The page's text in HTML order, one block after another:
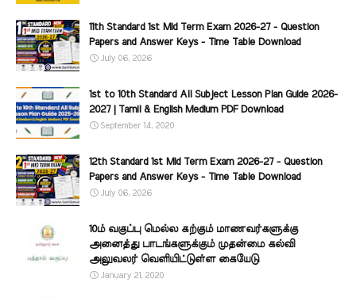
11th Standard 1st Mid Term Exam 2026-27 - Question
Papers and Answer Keys - Time Table Download
July 06, 2026
1st to 10th Standard All Subject Lesson Plan Guide 2026-
2027 | Tamil & English Medium PDF Download
September 14, 2020
12th Standard 1st Mid Term Exam 2026-27 - Question
Papers and Answer Keys - Time Table Download
July 06, 2026
10ம் வகுப்பு மெல்ல கற்கும் மாணவர்களுக்கு
அனைத்து பாடங்களுக்கும் முதன்மை கல்வி
அலுவலர் வெளியிட்டுள்ள கையேடு
January 21, 2020